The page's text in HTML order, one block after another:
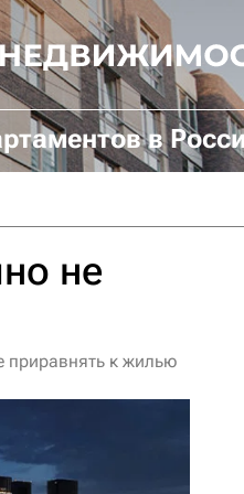
в
не
приравнять к жилью